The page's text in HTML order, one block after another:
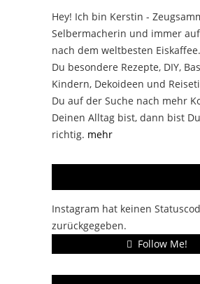
Hey! Ich bin Kerstin -
Selbermacherin und immer
nach dem weltbesten
Du besondere Rezepte, DIY,
Kindern, Dekoideen und
Du auf der Suche nach mehr
Deinen Alltag bist, dann bist
richtig. mehr
Instagram hat keinen
zurückgegeben.
Follow Me!